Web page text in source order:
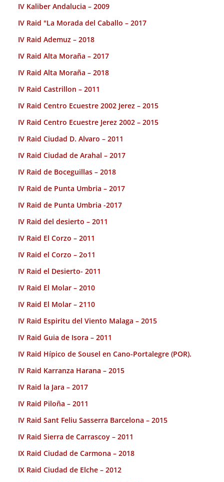
IV Kaliber Andalucia – 2009
IV Raid "La Morada del Caballo – 2017
IV Raid Ademuz – 2018
IV Raid Alta Moraña – 2017
IV Raid Alta Moraña – 2018
IV Raid Castrillon – 2011
IV Raid Centro Ecuestre 2002 Jerez – 2015
IV Raid Centro Ecuestre Jerez 2002 – 2015
IV Raid Ciudad D. Alvaro – 2011
IV Raid Ciudad de Arahal – 2017
IV Raid de Boceguillas – 2018
IV Raid de Punta Umbria – 2017
IV Raid de Punta Umbria -2017
IV Raid del desierto – 2011
IV Raid El Corzo – 2011
IV Raid el Corzo – 2o11
IV Raid el Desierto- 2011
IV Raid El Molar – 2010
IV Raid El Molar – 2110
IV Raid Espiritu del Viento Malaga – 2015
IV Raid Guia de Isora – 2011
IV Raid Hípico de Sousel en Cano-Portalegre (POR).
IV Raid Karranza Harana – 2015
IV Raid la Jara – 2017
IV Raid Piloña – 2011
IV Raid Sant Feliu Sasserra Barcelona – 2015
IV Raid Sierra de Carrascoy – 2011
IX Raid Ciudad de Carmona – 2018
IX Raid Ciudad de Elche – 2012